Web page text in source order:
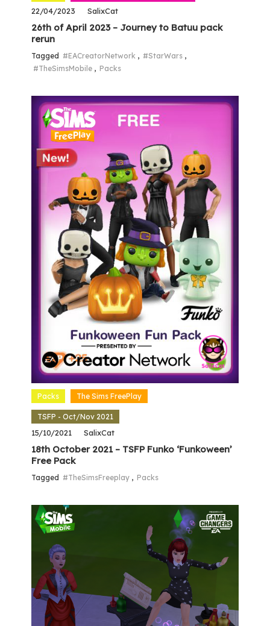
22/04/2023 SalixCat
26th of April 2023 – Journey to Batuu pack
rerun
Tagged #EACreatorNetwork , #StarWars ,
#TheSimsMobile , Packs
Packs The Sims FreePlay
TSFP - Oct/Nov 2021
15/10/2021 SalixCat
18th October 2021 – TSFP Funko ‘Funkoween’
Free Pack
Tagged #TheSimsFreeplay , Packs